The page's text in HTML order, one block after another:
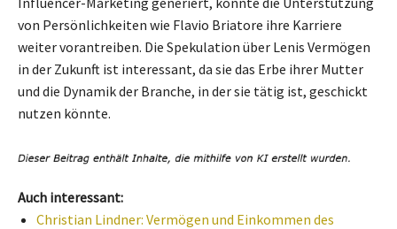
von Persönlichkeiten wie Flavio Briatore ihre Karriere
weiter vorantreiben. Die Spekulation über Lenis Vermögen
in der Zukunft ist interessant, da sie das Erbe ihrer Mutter
und die Dynamik der Branche, in der sie tätig ist, geschickt
nutzen könnte.
Auch interessant:
Christian Lindner: Vermögen und Einkommen des